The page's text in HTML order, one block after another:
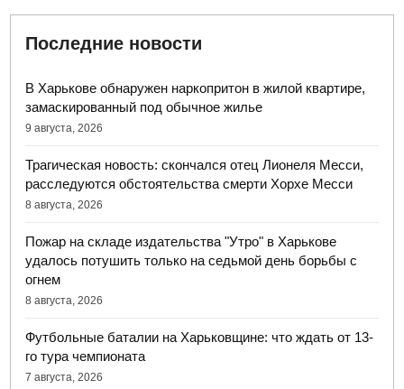
Последние новости
В Харькове обнаружен наркопритон в жилой квартире,
замаскированный под обычное жилье
9 августа, 2026
Трагическая новость: скончался отец Лионеля Месси,
расследуются обстоятельства смерти Хорхе Месси
8 августа, 2026
Пожар на складе издательства "Утро" в Харькове
удалось потушить только на седьмой день борьбы с
огнем
8 августа, 2026
Футбольные баталии на Харьковщине: что ждать от 13-
го тура чемпионата
7 августа, 2026